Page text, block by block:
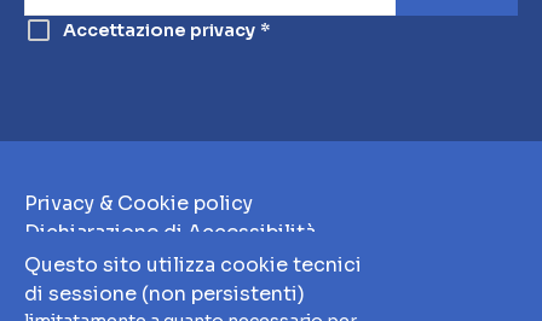
Accettazione privacy
Privacy & Cookie policy
Dichiarazione di Accessibilità
Note Legali
Whistleblowing
Questo sito utilizza cookie tecnici
di sessione (non persistenti)